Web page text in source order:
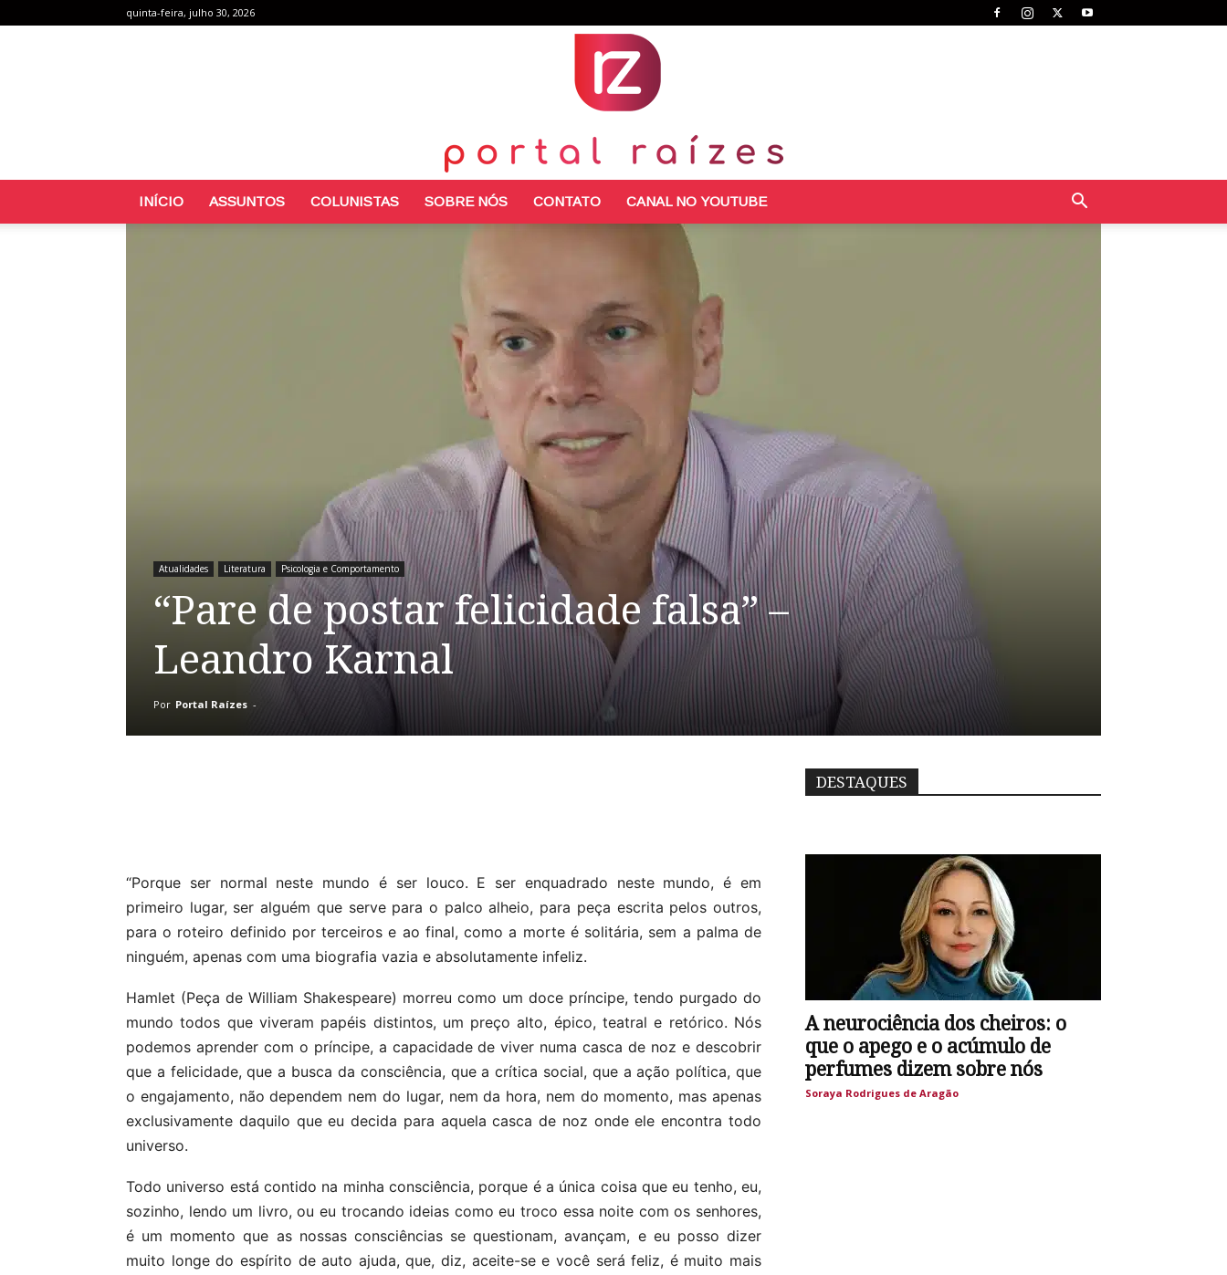
quinta-feira, julho 30, 2026
INÍCIO ASSUNTOS COLUNISTAS SOBRE NÓS CONTATO CANAL NO YOUTUBE
Atualidades Literatura Psicologia e Comportamento
“Pare de postar felicidade falsa” –
Leandro Karnal
Por Portal Raízes -
“Porque ser normal neste mundo é ser louco. E ser enquadrado neste mundo, é em
primeiro lugar, ser alguém que serve para o palco alheio, para peça escrita pelos outros,
para o roteiro definido por terceiros e ao final, como a morte é solitária, sem a palma de
ninguém, apenas com uma biografia vazia e absolutamente infeliz.
Hamlet (Peça de William Shakespeare) morreu como um doce príncipe, tendo purgado do
mundo todos que viveram papéis distintos, um preço alto, épico, teatral e retórico. Nós
podemos aprender com o príncipe, a capacidade de viver numa casca de noz e descobrir
que a felicidade, que a busca da consciência, que a crítica social, que a ação política, que
o engajamento, não dependem nem do lugar, nem da hora, nem do momento, mas apenas
exclusivamente daquilo que eu decida para aquela casca de noz onde ele encontra todo
universo.
Todo universo está contido na minha consciência, porque é a única coisa que eu tenho, eu,
sozinho, lendo um livro, ou eu trocando ideias como eu troco essa noite com os senhores,
é um momento que as nossas consciências se questionam, avançam, e eu posso dizer
muito longe do espírito de auto ajuda, que, diz, aceite-se e você será feliz, é muito mais
DESTAQUES
A neurociência dos cheiros: o
que o apego e o acúmulo de
perfumes dizem sobre nós
Soraya Rodrigues de Aragão